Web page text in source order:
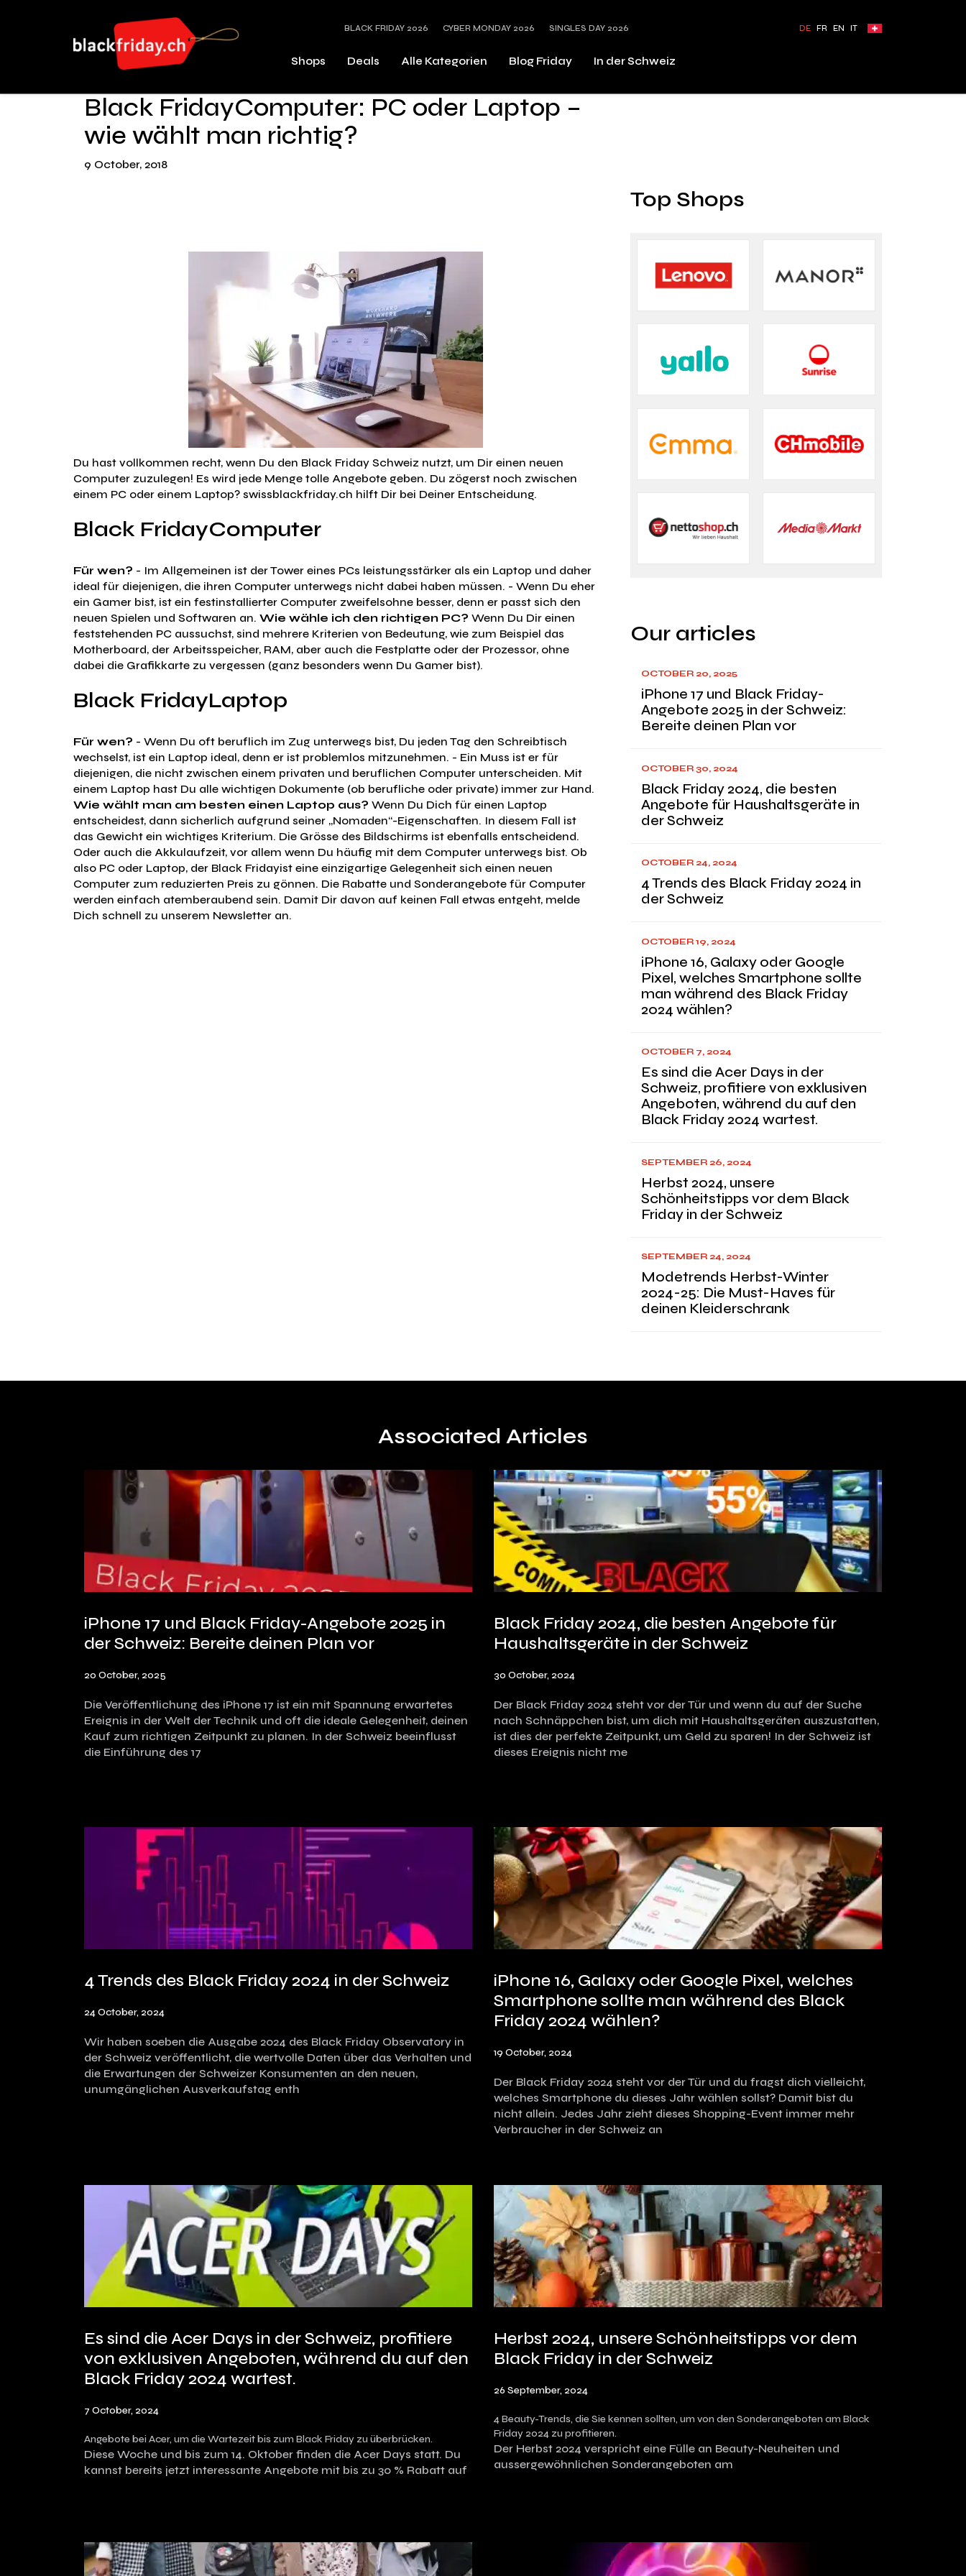
BLACK FRIDAY 2026 CYBER MONDAY 2026 SINGLES DAY 2026 DE FR EN IT
Shops Deals Alle Kategorien Blog Friday In der Schweiz
Black FridayComputer: PC oder Laptop –
wie wählt man richtig?
9 October, 2018
Du hast vollkommen recht, wenn Du den Black Friday Schweiz nutzt, um Dir einen neuen
Computer zuzulegen! Es wird jede Menge tolle Angebote geben. Du zögerst noch zwischen
einem PC oder einem Laptop? swissblackfriday.ch hilft Dir bei Deiner Entscheidung.
Black FridayComputer
Für wen? - Im Allgemeinen ist der Tower eines PCs leistungsstärker als ein Laptop und daher
ideal für diejenigen, die ihren Computer unterwegs nicht dabei haben müssen. - Wenn Du eher
ein Gamer bist, ist ein festinstallierter Computer zweifelsohne besser, denn er passt sich den
neuen Spielen und Softwaren an. Wie wähle ich den richtigen PC? Wenn Du Dir einen
feststehenden PC aussuchst, sind mehrere Kriterien von Bedeutung, wie zum Beispiel das
Motherboard, der Arbeitsspeicher, RAM, aber auch die Festplatte oder der Prozessor, ohne
dabei die Grafikkarte zu vergessen (ganz besonders wenn Du Gamer bist).
Black FridayLaptop
Für wen? - Wenn Du oft beruflich im Zug unterwegs bist, Du jeden Tag den Schreibtisch
wechselst, ist ein Laptop ideal, denn er ist problemlos mitzunehmen. - Ein Muss ist er für
diejenigen, die nicht zwischen einem privaten und beruflichen Computer unterscheiden. Mit
einem Laptop hast Du alle wichtigen Dokumente (ob berufliche oder private) immer zur Hand.
Wie wählt man am besten einen Laptop aus? Wenn Du Dich für einen Laptop
entscheidest, dann sicherlich aufgrund seiner „Nomaden“-Eigenschaften. In diesem Fall ist
das Gewicht ein wichtiges Kriterium. Die Grösse des Bildschirms ist ebenfalls entscheidend.
Oder auch die Akkulaufzeit, vor allem wenn Du häufig mit dem Computer unterwegs bist. Ob
also PC oder Laptop, der Black Fridayist eine einzigartige Gelegenheit sich einen neuen
Computer zum reduzierten Preis zu gönnen. Die Rabatte und Sonderangebote für Computer
werden einfach atemberaubend sein. Damit Dir davon auf keinen Fall etwas entgeht, melde
Dich schnell zu unserem Newsletter an.
Top Shops
Our articles
OCTOBER 20, 2025
iPhone 17 und Black Friday-
Angebote 2025 in der Schweiz:
Bereite deinen Plan vor
OCTOBER 30, 2024
Black Friday 2024, die besten
Angebote für Haushaltsgeräte in
der Schweiz
OCTOBER 24, 2024
4 Trends des Black Friday 2024 in
der Schweiz
OCTOBER 19, 2024
iPhone 16, Galaxy oder Google
Pixel, welches Smartphone sollte
man während des Black Friday
2024 wählen?
OCTOBER 7, 2024
Es sind die Acer Days in der
Schweiz, profitiere von exklusiven
Angeboten, während du auf den
Black Friday 2024 wartest.
SEPTEMBER 26, 2024
Herbst 2024, unsere
Schönheitstipps vor dem Black
Friday in der Schweiz
SEPTEMBER 24, 2024
Modetrends Herbst-Winter
2024-25: Die Must-Haves für
deinen Kleiderschrank
Associated Articles
iPhone 17 und Black Friday-Angebote 2025 in
der Schweiz: Bereite deinen Plan vor
20 October, 2025
Die Veröffentlichung des iPhone 17 ist ein mit Spannung erwartetes
Ereignis in der Welt der Technik und oft die ideale Gelegenheit, deinen
Kauf zum richtigen Zeitpunkt zu planen. In der Schweiz beeinflusst
die Einführung des 17
Black Friday 2024, die besten Angebote für
Haushaltsgeräte in der Schweiz
30 October, 2024
Der Black Friday 2024 steht vor der Tür und wenn du auf der Suche
nach Schnäppchen bist, um dich mit Haushaltsgeräten auszustatten,
ist dies der perfekte Zeitpunkt, um Geld zu sparen! In der Schweiz ist
dieses Ereignis nicht me
4 Trends des Black Friday 2024 in der Schweiz
24 October, 2024
Wir haben soeben die Ausgabe 2024 des Black Friday Observatory in
der Schweiz veröffentlicht, die wertvolle Daten über das Verhalten und
die Erwartungen der Schweizer Konsumenten an den neuen,
unumgänglichen Ausverkaufstag enth
iPhone 16, Galaxy oder Google Pixel, welches
Smartphone sollte man während des Black
Friday 2024 wählen?
19 October, 2024
Der Black Friday 2024 steht vor der Tür und du fragst dich vielleicht,
welches Smartphone du dieses Jahr wählen sollst? Damit bist du
nicht allein. Jedes Jahr zieht dieses Shopping-Event immer mehr
Verbraucher in der Schweiz an
Es sind die Acer Days in der Schweiz, profitiere
von exklusiven Angeboten, während du auf den
Black Friday 2024 wartest.
7 October, 2024
Angebote bei Acer, um die Wartezeit bis zum Black Friday zu überbrücken.
Diese Woche und bis zum 14. Oktober finden die Acer Days statt. Du
kannst bereits jetzt interessante Angebote mit bis zu 30 % Rabatt auf
Herbst 2024, unsere Schönheitstipps vor dem
Black Friday in der Schweiz
26 September, 2024
4 Beauty-Trends, die Sie kennen sollten, um von den Sonderangeboten am Black
Friday 2024 zu profitieren.
Der Herbst 2024 verspricht eine Fülle an Beauty-Neuheiten und
aussergewöhnlichen Sonderangeboten am